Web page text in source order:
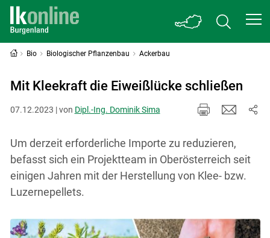
Bio Biologischer Pflanzenbau Ackerbau
Mit Kleekraft die Eiweißlücke schließen
07.12.2023 | von Dipl.-Ing. Dominik Sima
Um derzeit erforderliche Importe zu reduzieren,
befasst sich ein Projektteam in Oberösterreich seit
einigen Jahren mit der Herstellung von Klee- bzw.
Luzernepellets.